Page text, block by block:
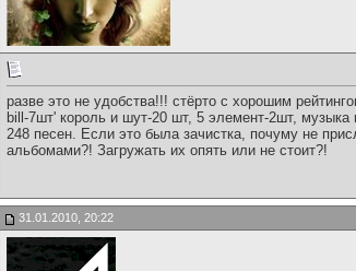
разве это не удобства!!! стёрто с хорошим
bill-7шт' король и шут-20 шт, 5 элемент-2шт,
248 песен. Если это была зачистка, почуму не
альбомами?! Загружать их опять или не стоит?!
31.01.2010, 20:22